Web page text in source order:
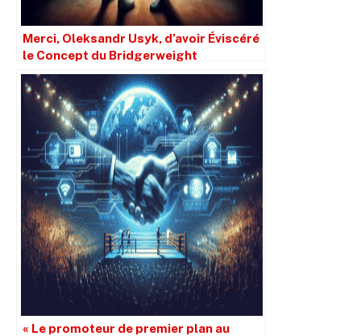
Merci, Oleksandr Usyk, d’avoir Éviscéré
le Concept du Bridgerweight
« Le promoteur de premier plan au